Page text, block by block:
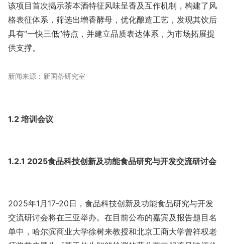
该项目首次揭示茶本酒特征风味呈香及互作机制，构建了风
格表征体系，筛选出增香酵母，优化酿造工艺，发现其饮后
具有“一快三低”特点，并建立品质表达体系，为市场拓展提
供支撑。
新闻来源：新国茶研究室
1.2 培训会议
1.2.1 2025食品科技创新及功能食品研究与开发交流研讨会
2025年1月17-20日，食品科技创新及功能食品研究与开发
交流研讨会将在三亚举办。在目前公布的嘉宾及报告题目名
单中，哈尔滨商业大学徐树来教授和北京工商大学曾祥权老